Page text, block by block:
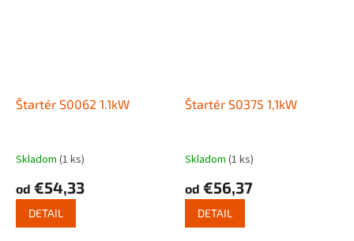
Štartér S0062 1.1kW
Skladom (1 ks)
od €54,33
DETAIL
Štartér S0375 1,1kW
Skladom (1 ks)
od €56,37
DETAIL